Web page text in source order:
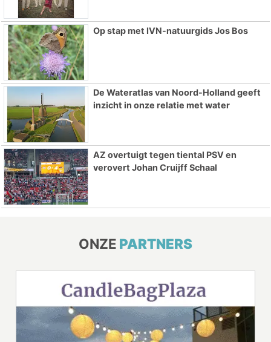
Op stap met IVN-natuurgids Jos Bos
De Wateratlas van Noord-Holland geeft
inzicht in onze relatie met water
AZ overtuigt tegen tiental PSV en
verovert Johan Cruijff Schaal
ONZE PARTNERS